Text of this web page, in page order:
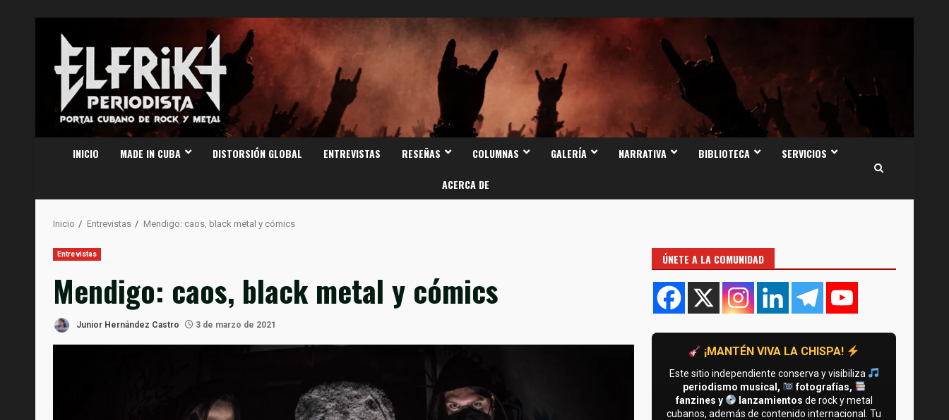
contenido
INICIO MADE IN CUBA DISTORSIÓN GLOBAL ENTREVISTAS RESEÑAS COLUMNAS GALERÍA NARRATIVA BIBLIOTECA SERVICIOS
ACERCA DE
Inicio Entrevistas Mendigo: caos, black metal y cómics
Entrevistas
Mendigo: caos, black metal y cómics
Junior Hernández Castro 3 de marzo de 2021
ÚNETE A LA COMUNIDAD
¡MANTÉN VIVA LA CHISPA!
Este sitio independiente conserva y visibiliza
periodismo musical,
fotografías,
fanzines y
lanzamientos de rock y metal
cubanos, además de contenido internacional. Tu